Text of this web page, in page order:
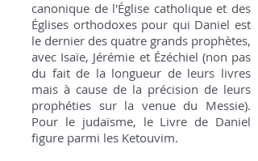
canonique de l'Église catholique et des
Églises orthodoxes pour qui Daniel est
le dernier des quatre grands prophètes,
avec Isaïe, Jérémie et Ézéchiel (non pas
du fait de la longueur de leurs livres
mais à cause de la précision de leurs
prophéties sur la venue du Messie).
Pour le judaïsme, le Livre de Daniel
figure parmi les Ketouvim.